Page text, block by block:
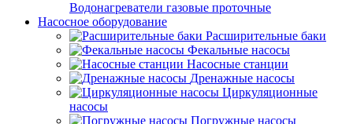
Водонагреватели газовые проточные
Насосное оборудование
Расширительные баки
Фекальные насосы
Насосные станции
Дренажные насосы
Циркуляционные
насосы
Погружные насосы